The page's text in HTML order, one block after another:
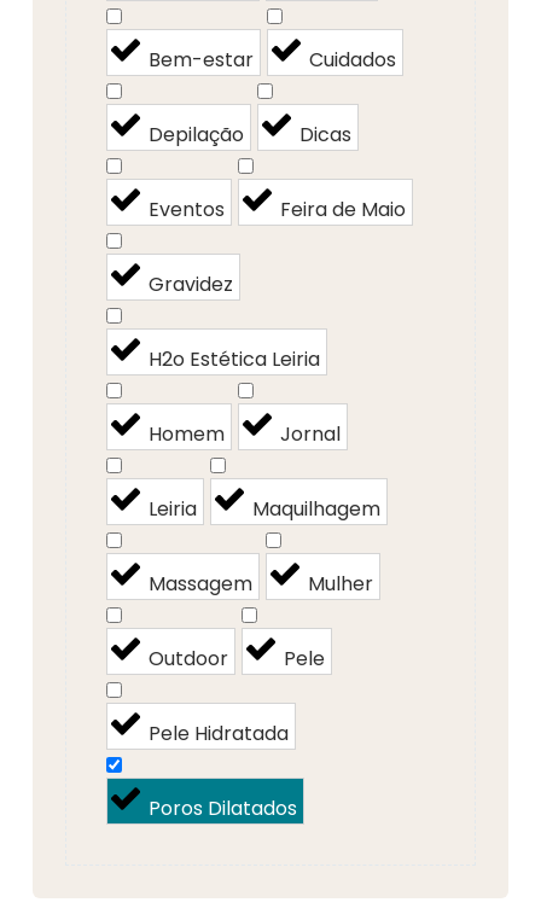
Bem-estar Cuidados
Depilação Dicas
Eventos Feira de Maio
Gravidez
H2o Estética Leiria
Homem Jornal
Leiria Maquilhagem
Massagem Mulher
Outdoor Pele
Pele Hidratada
Poros Dilatados